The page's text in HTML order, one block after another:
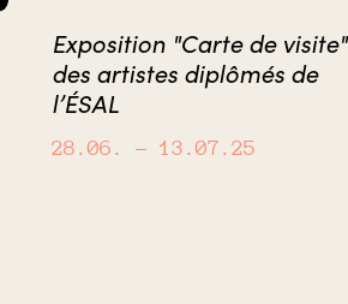
Exposition "Carte de visite"
des artistes diplômés de
l’ÉSAL
28.06. – 13.07.25